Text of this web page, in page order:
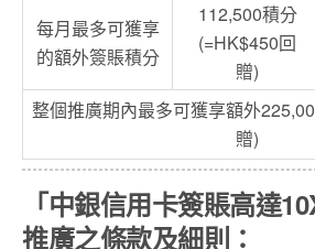
每月最多可獲享
的額外簽賬積分
112,500積分
(=HK$450回
贈)
整個推廣期內最多可獲享額外
贈)
「中銀信用卡簽賬高達
推廣之條款及細則：